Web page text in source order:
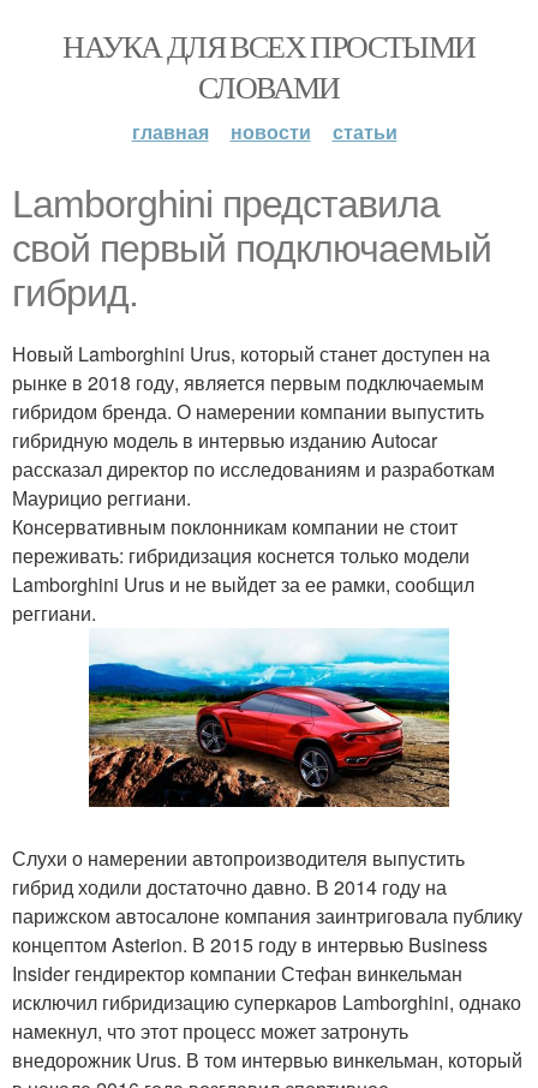
НАУКА ДЛЯ ВСЕХ ПРОСТЫМИ
СЛОВАМИ
главная новости статьи
Lamborghini представила
свой первый подключаемый
гибрид.
Новый Lamborghini Urus, который станет доступен на
рынке в 2018 году, является первым подключаемым
гибридом бренда. О намерении компании выпустить
гибридную модель в интервью изданию Autocar
рассказал директор по исследованиям и разработкам
Маурицио реггиани.
Консервативным поклонникам компании не стоит
переживать: гибридизация коснется только модели
Lamborghini Urus и не выйдет за ее рамки, сообщил
реггиани.
Слухи о намерении автопроизводителя выпустить
гибрид ходили достаточно давно. В 2014 году на
парижском автосалоне компания заинтриговала публику
концептом Asterion. В 2015 году в интервью Business
Insider гендиректор компании Стефан винкельман
исключил гибридизацию суперкаров Lamborghini, однако
намекнул, что этот процесс может затронуть
внедорожник Urus. В том интервью винкельман, который